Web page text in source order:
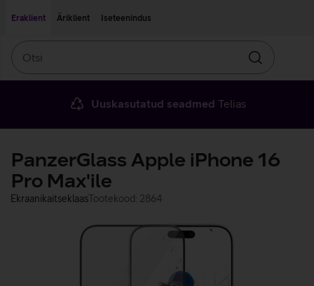
Eraklient
Äriklient Iseteenindus
Otsin
Uuskasutatud seadmed Telias
PanzerGlass Apple iPhone 16
Pro Max'ile
EkraanikaitseklaasTootekood: 2864